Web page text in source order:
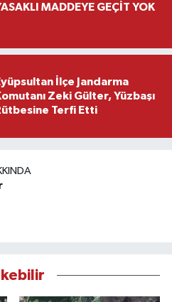
MADDEYE GEÇİT YOK
İlçe Jandarma
Zeki Gülter, Yüzbaşı
Terfi Etti